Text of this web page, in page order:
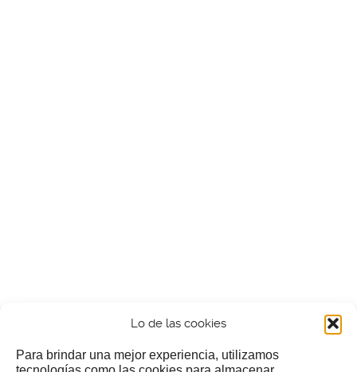
Lo de las cookies
Para brindar una mejor experiencia, utilizamos